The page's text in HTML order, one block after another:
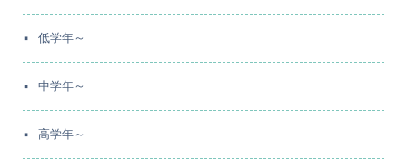
低学年～
中学年～
高学年～